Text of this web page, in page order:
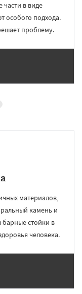
в виде
особого подхода.
проблему.
материалов,
камень и
стойки в
человека.
данных